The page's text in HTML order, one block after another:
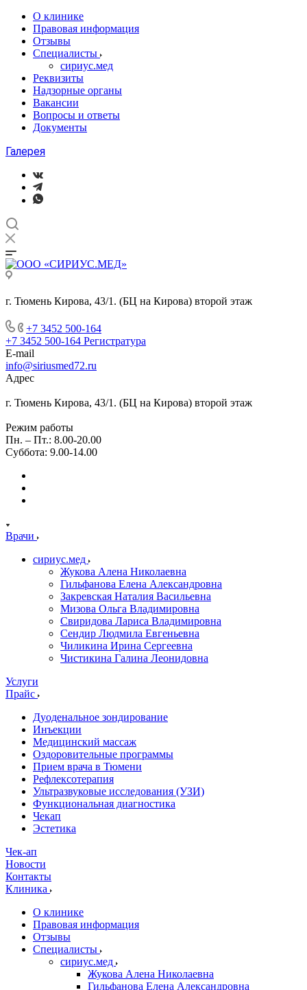
О клинике
Правовая информация
Отзывы
Специалисты
сириус.мед
Реквизиты
Надзорные органы
Вакансии
Вопросы и ответы
Документы
Галерея
г. Тюмень Кирова, 43/1. (БЦ на Кирова) второй этаж
+7 3452 500-164
+7 3452 500-164 Регистратура
E-mail
info@siriusmed72.ru
Адрес
г. Тюмень Кирова, 43/1. (БЦ на Кирова) второй этаж
Режим работы
Пн. – Пт.: 8.00-20.00
Суббота: 9.00-14.00
Врачи
сириус.мед
Жукова Алена Николаевна
Гильфанова Елена Александровна
Закревская Наталия Васильевна
Мизова Ольга Владимировна
Свиридова Лариса Владимировна
Сендир Людмила Евгеньевна
Чиликина Ирина Сергеевна
Чистикина Галина Леонидовна
Услуги
Прайс
Дуоденальное зондирование
Инъекции
Медицинский массаж
Оздоровительные программы
Прием врача в Тюмени
Рефлексотерапия
Ультразвуковые исследования (УЗИ)
Функциональная диагностика
Чекап
Эстетика
Чек-ап
Новости
Контакты
Клиника
О клинике
Правовая информация
Отзывы
Специалисты
сириус.мед
Жукова Алена Николаевна
Гильфанова Елена Александровна